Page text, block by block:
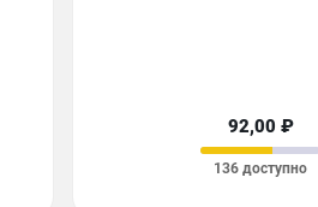
92,00 ₽
136 доступно